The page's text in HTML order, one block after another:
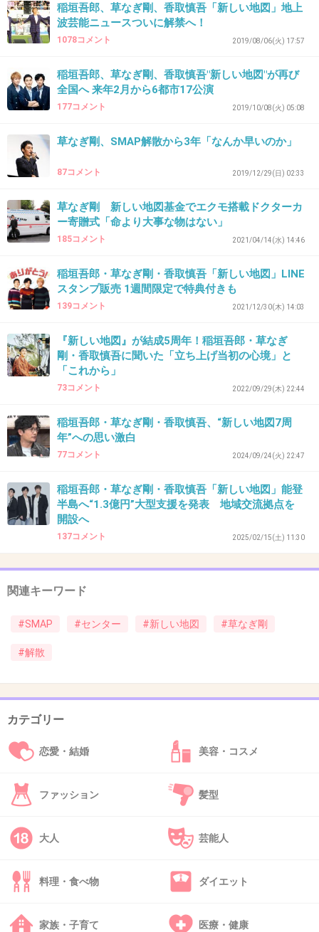
知らなかった(なんの会見だろうと記事開いては
じめてパラスポーツ関連だとわかった笑)
>>25
知ってる子が珍しいなって思っちゃうよ
+21 -1
41. 匿名2025/11/30(日) 23:18:00
>>1
女史と共にジャニーズ潰して満足なんでしょうね
自分たちがうまく行ってたらそれでいいんですね
後輩たちがどうなっても
5件の返信
2025/11/30(日) 23:18:10
>>28
逆に地図ファンがテレビの時代終わった！って
言っていたのにこの3人がまたテレビに出始め
たよ
43. 匿名 2025/11/30(日) 23:18:29
>>14
３人とも雰囲気バラバラだし意外でもないかな
44. 匿名
ウワサの中居も
+2
>>27
稲垣吾郎、草なぎ剛、香取慎吾「新しい地図」地上
波芸能ニュースついに解禁へ！
1078コメント 2019/08/06(火) 17:57
稲垣吾郎、草なぎ剛、香取慎吾"新しい地図"が再び
全国へ 来年2月から6都市17公演
177コメント 2019/10/08(火) 05:08
草なぎ剛、SMAP解散から3年「なんか早いのか」
87コメント 2019/12/29(日) 02:33
草なぎ剛 新しい地図基金でエクモ搭載ドクターカ
ー寄贈式「命より大事な物はない」
185コメント 2021/04/14(水) 14:46
稲垣吾郎・草なぎ剛・香取慎吾「新しい地図」LINE
スタンプ販売 1週間限定で特典付きも
139コメント 2021/12/30(木) 14:03
『新しい地図』が結成5周年！稲垣吾郎・草なぎ
剛・香取慎吾に聞いた「立ち上げ当初の心境」と
「これから」
73コメント 2022/09/29(木) 22:44
稲垣吾郎・草なぎ剛・香取慎吾、“新しい地図7周
年”への思い激白
77コメント 2024/09/24(火) 22:47
稲垣吾郎・草なぎ剛・香取慎吾「新しい地図」能登
半島へ“1.3億円”大型支援を発表 地域交流拠点を
開設へ
137コメント 2025/02/15(土) 11:30
関連キーワード
#SMAP #センター #新しい地図 #草なぎ剛
#解散
カテゴリー
恋愛・結婚 美容・コスメ
ファッション 髪型
大人 芸能人
料理・食べ物 ダイエット
家族・子育て 医療・健康